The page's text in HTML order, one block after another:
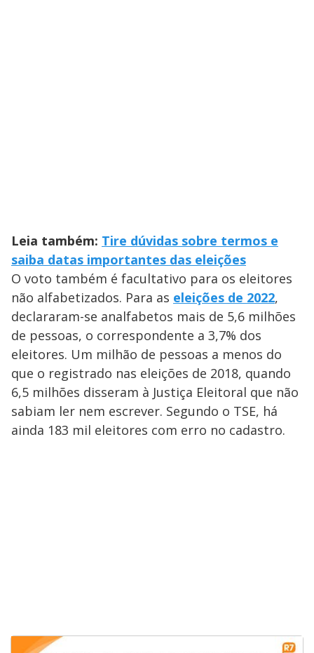
Leia também: Tire dúvidas sobre termos e
saiba datas importantes das eleições
O voto também é facultativo para os eleitores
não alfabetizados. Para as eleições de 2022,
declararam-se analfabetos mais de 5,6 milhões
de pessoas, o correspondente a 3,7% dos
eleitores. Um milhão de pessoas a menos do
que o registrado nas eleições de 2018, quando
6,5 milhões disseram à Justiça Eleitoral que não
sabiam ler nem escrever. Segundo o TSE, há
ainda 183 mil eleitores com erro no cadastro.